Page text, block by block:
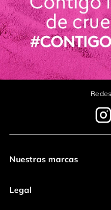
Nuestras marcas
Legal